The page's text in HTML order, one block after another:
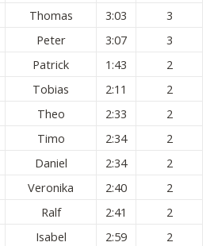
Thomas 3:03
3
Peter 3:07
3
Patrick 1:43
2
Tobias 2:11
2
Theo 2:33
2
Timo 2:34
2
Daniel 2:34
2
Veronika 2:40
2
Ralf 2:41
2
Isabel 2:59
2